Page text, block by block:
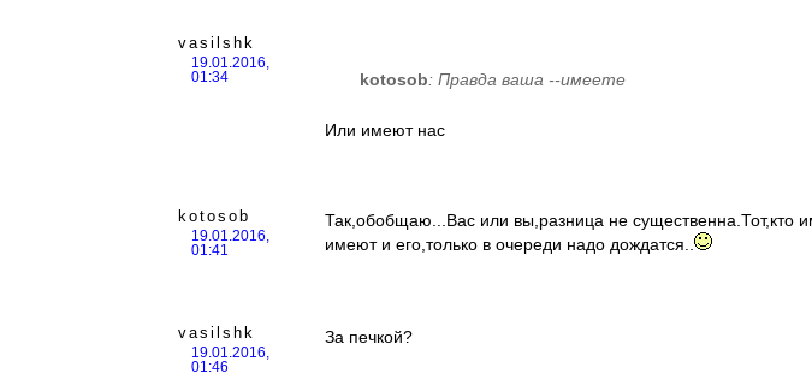
vasilshk
19.01.2016,
01:34
kotosob: Правда ваша --имеете
Или имеют нас
kotosob
19.01.2016,
01:41
Так,обобщаю...Вас или вы,разница не существенна.Тот,кто
имеют и его,только в очереди надо дождатся..
vasilshk
19.01.2016,
01:46
За печкой?